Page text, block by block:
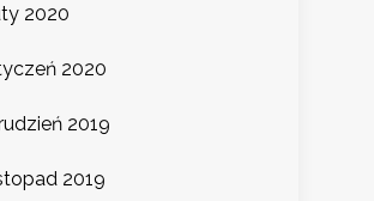
2020
2020
2019
2019